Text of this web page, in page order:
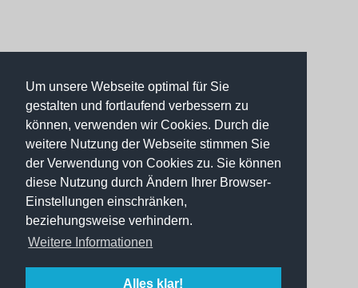
Um unsere Webseite optimal für Sie
gestalten und fortlaufend verbessern zu
können, verwenden wir Cookies. Durch die
weitere Nutzung der Webseite stimmen Sie
der Verwendung von Cookies zu. Sie können
diese Nutzung durch Ändern Ihrer Browser-
Einstellungen einschränken,
beziehungsweise verhindern.
Weitere Informationen
Alles klar!